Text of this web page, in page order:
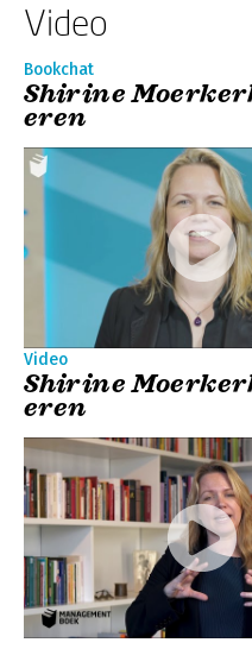
Video
Bookchat
Shirine
eren
Video
Shirine
eren